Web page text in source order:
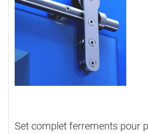
Set complet ferrements pour